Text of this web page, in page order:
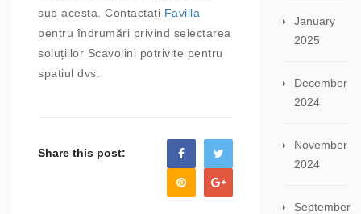
sub acesta. Contactați Favilla
pentru îndrumări privind selectarea
soluțiilor Scavolini potrivite pentru
spațiul dvs.
Share this post:
January
2025
December
2024
November
2024
September